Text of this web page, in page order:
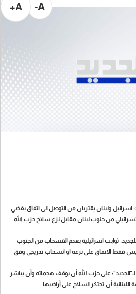
A-
A+
ولبنان يقتربان من التوصل الى اتفاق يقضي
من جنوب لبنان مقابل نزع سلاح حزب الله
ثوابت اسرائيلية بعدم الانسحاب من الجنوب
فقط الاتفاق على نزعه او انسحاب تدريجي وفق
على حزب الله أن يوقف هجماته وأن يباشر
أن تحتكر السلاح على أراضيها